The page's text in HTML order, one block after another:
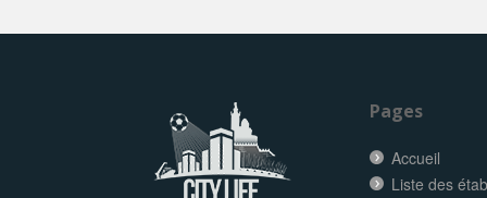
Pages
Accueil
Liste des